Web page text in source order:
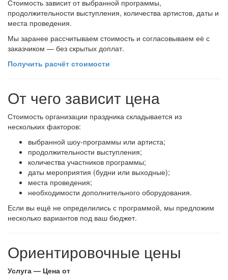
Стоимость зависит от выбранной программы,
продолжительности выступления, количества артистов, даты и
места проведения.
Мы заранее рассчитываем стоимость и согласовываем её с
заказчиком — без скрытых доплат.
Получить расчёт стоимости
От чего зависит цена
Стоимость организации праздника складывается из
нескольких факторов:
выбранной шоу-программы или артиста;
продолжительности выступления;
количества участников программы;
даты мероприятия (будни или выходные);
места проведения;
необходимости дополнительного оборудования.
Если вы ещё не определились с программой, мы предложим
несколько вариантов под ваш бюджет.
Ориентировочные цены
Услуга — Цена от